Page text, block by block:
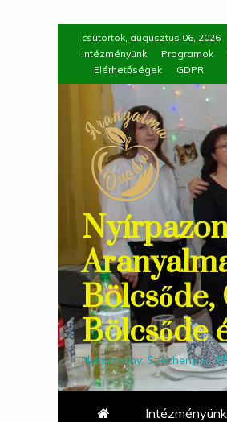
content
csütörtök, augusztus 06, 2026
Intézményünk
Programok
Elérhetőségek
GDPR
Bölcsőde,
Bölcsőde
Nyírpazony, Széchenyi u.
Intézményünk